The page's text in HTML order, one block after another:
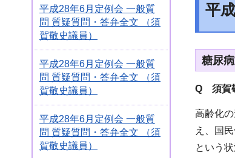
平成28年6月定例会 一般質
問 質疑質問・答弁全文 （須
賀敬史議員）
平成28年6月定例会 一般質
問 質疑質問・答弁全文 （須
賀敬史議員）
平成28年6月定例会 一般質
問 質疑質問・答弁全文 （須
賀敬史議員）
平
糖尿
Q 須賀
高齢化
え、国
という